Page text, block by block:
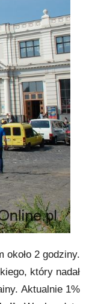
około 2 godziny.
który nadał
Aktualnie 1%